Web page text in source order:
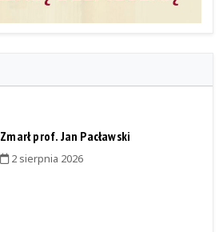
Zmarł prof. Jan Pacławski
2 sierpnia 2026